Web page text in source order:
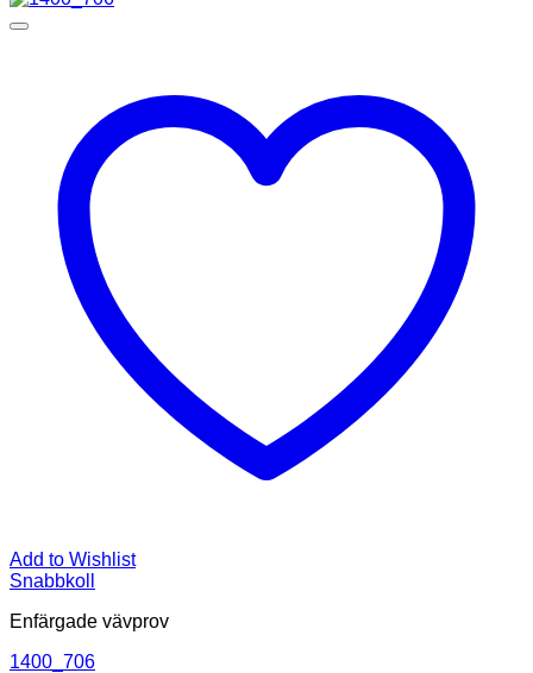
Add to Wishlist
Snabbkoll
Enfärgade vävprov
1400_706